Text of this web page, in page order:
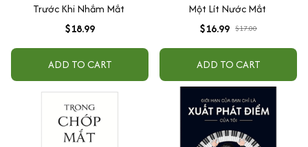
Trước Khi Nhắm Mắt
$18.99
ADD TO CART
Một Lít Nước Mắt
$16.99 $17.00
ADD TO CART